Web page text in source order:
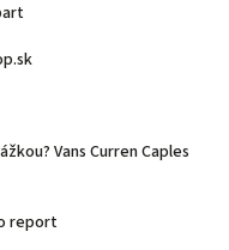
Vans Curren Caples
report